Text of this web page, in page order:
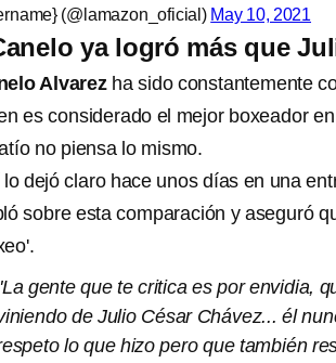
(@lamazon_oficial) May 10, 2021
ya logró más que
Alvarezha sido constantemente
es considerado el mejor boxeador
no piensa lo mismo.
dejó claro hace unos días en una
sobre esta comparación y aseguró
gente que te critica es por envidia,
de Julio César Chávez... él
lo que hizo pero que también